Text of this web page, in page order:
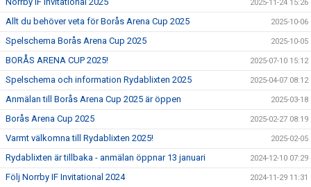
2025-11-24 15:26
Allt du behöver veta för Borås Arena Cup 2025 2025-10-06
Spelschema Borås Arena Cup 2025 2025-10-05
BORÅS ARENA CUP 2025! 2025-07-10 15:12
Spelschema och information Rydablixten 2025 2025-04-07 08:12
Anmälan till Borås Arena Cup 2025 är öppen 2025-03-18
Borås Arena Cup 2025 2025-02-27 08:19
Varmt välkomna till Rydablixten 2025! 2025-02-05
Rydablixten är tillbaka - anmälan öppnar 13 januari 2024-12-10 07:29
Följ Norrby IF Invitational 2024 2024-11-29 11:31